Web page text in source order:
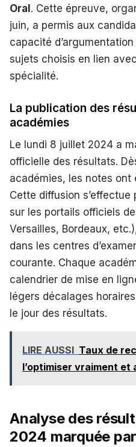
Oral . Cette épreuve,
juin, a permis aux
capacité
sujets choisis en lien
spécialité.
La publication des
académies
Le lundi 8 juillet 2024 a
officielle des résultats.
académies, les notes ont
Cette diffusion
sur les portails officiels
Versailles, Bordeaux,
dans les centres
courante. Chaque
calendrier de mise en
légers décalages
le jour des résultats.
LIRE AUSSI Taux de
l’optimiser vraiment et
Analyse des
2024 marquée